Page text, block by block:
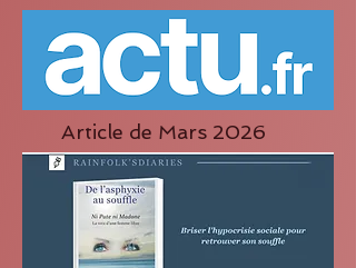
Article de Mars 2026